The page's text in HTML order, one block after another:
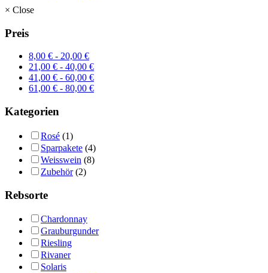
× Close
Preis
8,00 € - 20,00 €
21,00 € - 40,00 €
41,00 € - 60,00 €
61,00 € - 80,00 €
Kategorien
Rosé (1)
Sparpakete (4)
Weisswein (8)
Zubehör (2)
Rebsorte
Chardonnay
Grauburgunder
Riesling
Rivaner
Solaris